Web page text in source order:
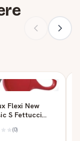
Flexi New
S Fettuccia
(0)